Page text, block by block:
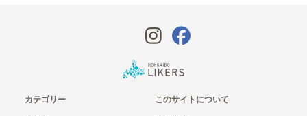
カテゴリー
このサイトについて